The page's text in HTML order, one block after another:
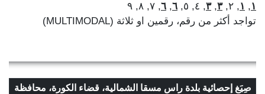
١, ١, ٢, ٣,٣, ٤, ٥, ٦, ٦, ٧, ٨, ٩
تواجد أكثر من رقم، رقمين او ثلاثة (MULTIMODAL)
صِيَغ إحصائية بلدة راس مسقا الشمالية، قضاء الكورة، محافظة